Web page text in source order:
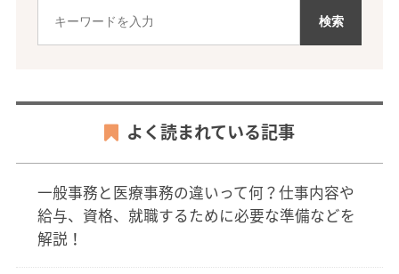
よく読まれている記事
一般事務と医療事務の違いって何？仕事内容や
給与、資格、就職するために必要な準備などを
解説！